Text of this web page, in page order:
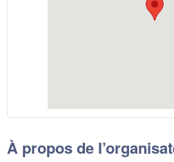
À propos de